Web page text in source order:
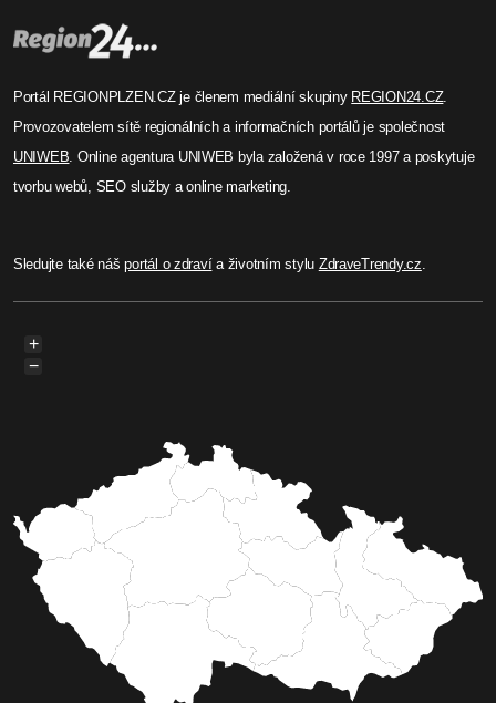
Portál REGIONPLZEN.CZ je členem mediální skupiny REGION24.CZ.
Provozovatelem sítě regionálních a informačních portálů je společnost
UNIWEB . Online agentura UNIWEB byla založená v roce 1997 a poskytuje
tvorbu webů, SEO služby a online marketing.
Sledujte také nášportál o zdravía životním stylu ZdraveTrendy.cz
+
−